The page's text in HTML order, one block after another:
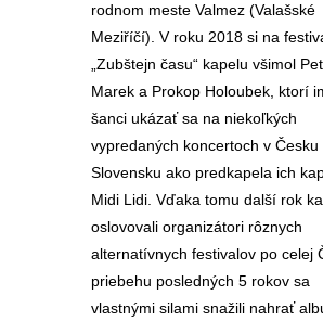
rodnom meste Valmez (Valašské
Meziříčí). V roku 2018 si na
„Zubštejn času“ kapelu všimol
Marek a Prokop Holoubek, ktorí
šanci ukázať sa na niekoľkých
vypredaných koncertoch v Česku
Slovensku ako predkapela ich
Midi Lidi. Vďaka tomu další rok
oslovovali organizátori rôznych
alternatívnych festivalov po celej
priebehu posledných 5 rokov sa
vlastnými silami snažili nahrať